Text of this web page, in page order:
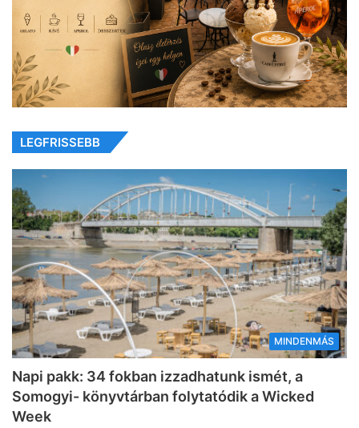
LEGFRISSEBB
MINDENMÁS
Napi pakk: 34 fokban izzadhatunk ismét, a
Somogyi- könyvtárban folytatódik a Wicked
Week